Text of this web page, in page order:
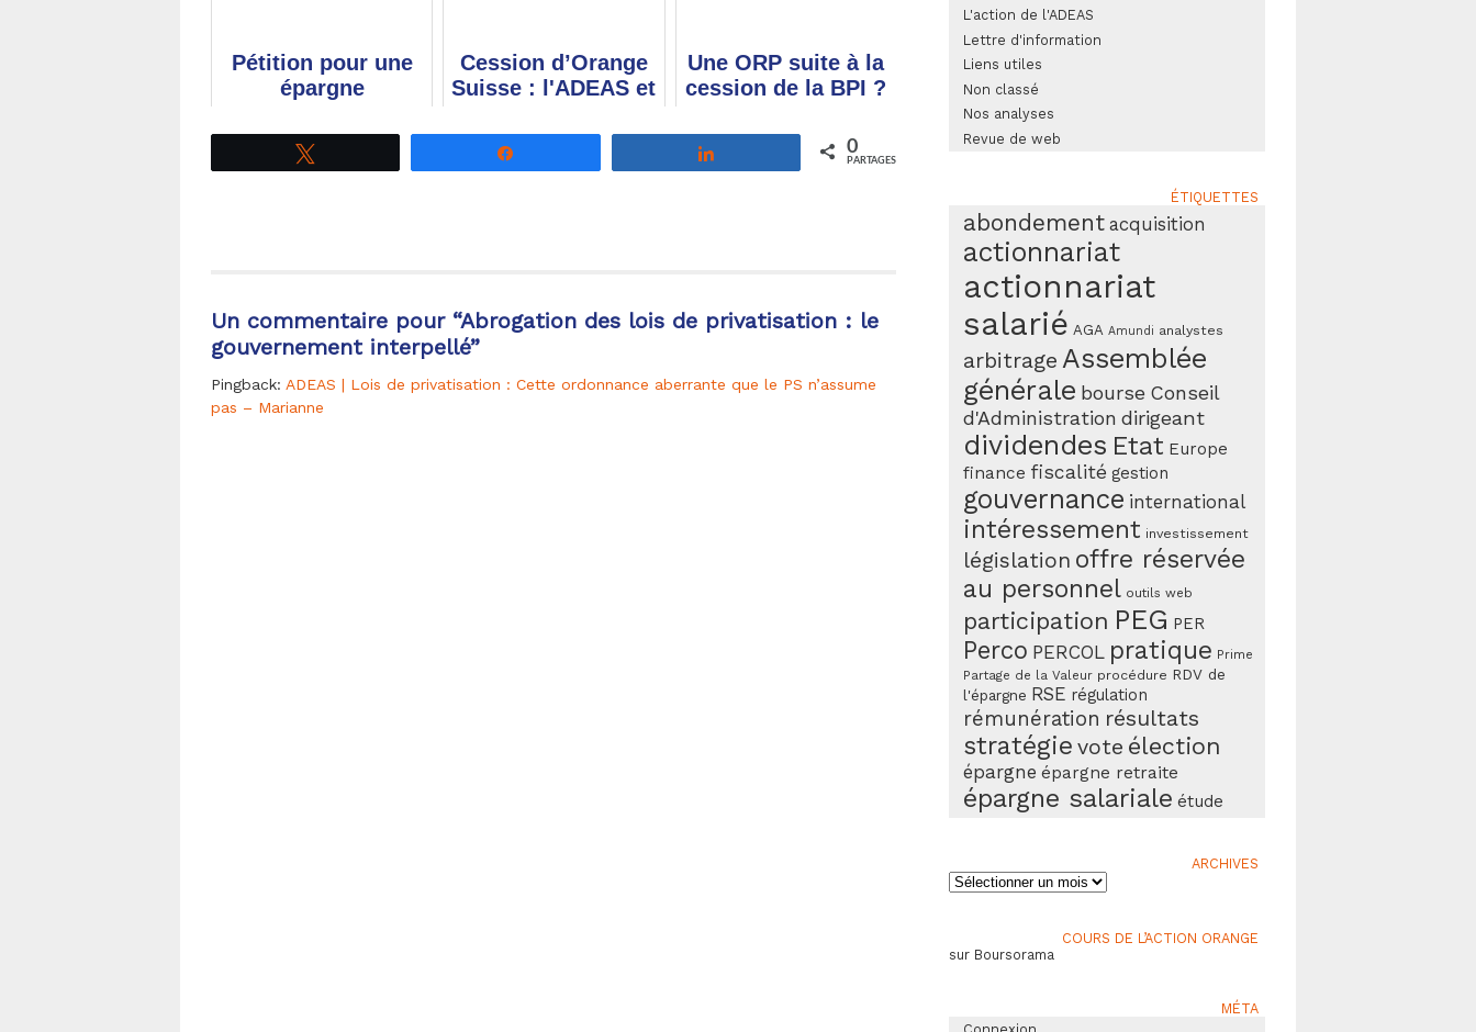
Pétition pour une
épargne
Cession d’Orange
Suisse : l'ADEAS et
écrivent à
Stéphane Richard
Une ORP suite à la
cession de la BPI ?
0
PARTAGES
Un commentaire pour “Abrogation des lois de privatisation : le
gouvernement interpellé”
Pingback: ADEAS | Lois de privatisation : Cette ordonnance aberrante que le PS n’assume
pas – Marianne
L'action de l'ADEAS
Lettre d'information
Liens utiles
Non classé
Nos analyses
Revue de web
ÉTIQUETTES
abondement acquisition
actionnariat
actionnariat
salarié AGA Amundi analystes
arbitrage Assemblée
générale bourse Conseil
d'Administration dirigeant
dividendes Etat Europe
finance fiscalité gestion
gouvernance international
intéressement investissement
législation offre réservée
au personnel outils web
participation PEG PER
Perco PERCOL pratique Prime
Partage de la Valeur procédure RDV de
l'épargne RSE régulation
rémunération résultats
stratégie vote élection
épargne épargne retraite
épargne salariale étude
ARCHIVES
Archives
COURS DE L’ACTION ORANGE
sur Boursorama
MÉTA